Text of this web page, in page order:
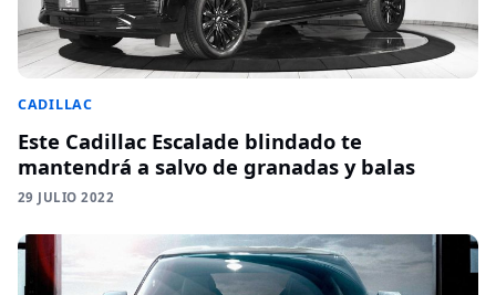
CADILLAC
Este Cadillac Escalade blindado te
mantendrá a salvo de granadas y balas
29 JULIO 2022